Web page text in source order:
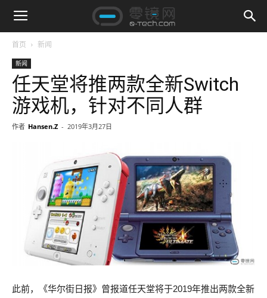
首页 新闻
新闻
任天堂将推两款全新Switch
游戏机，针对不同人群
作者 Hansen.Z - 2019年3月27日
此前，《华尔街日报》曾报道任天堂将于2019年推出两款全新